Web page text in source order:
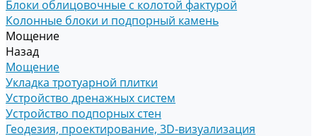
Блоки облицовочные с колотой фактурой
Колонные блоки и подпорный камень
Мощение
Назад
Мощение
Укладка тротуарной плитки
Устройство дренажных систем
Устройство подпорных стен
Геодезия, проектирование, 3D-визуализация